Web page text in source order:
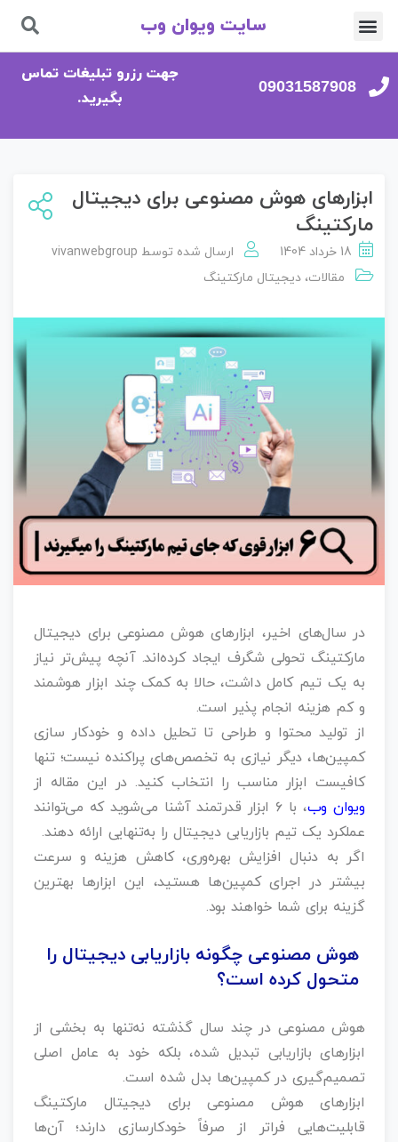
سایت ویوان وب
09031587908
جهت رزرو تبلیغات تماس
بگیرید.
ابزارهای هوش مصنوعی برای دیجیتال
مارکتینگ
18 خرداد 1404 ارسال شده توسط vivanwebgroup
مقالات، دیجیتال مارکتینگ
در سال‌های اخیر، ابزارهای هوش مصنوعی برای دیجیتال
مارکتینگ تحولی شگرف ایجاد کرده‌اند. آنچه پیش‌تر نیاز
به یک تیم کامل داشت، حالا به کمک چند ابزار هوشمند
و کم‌ هزینه انجام‌ پذیر است.
از تولید محتوا و طراحی تا تحلیل داده و خودکار سازی
کمپین‌ها، دیگر نیازی به تخصص‌های پراکنده نیست؛ تنها
کافیست ابزار مناسب را انتخاب کنید. در این مقاله از
ویوان وب
، با ۶ ابزار قدرتمند آشنا می‌شوید که می‌توانند
عملکرد یک تیم بازاریابی دیجیتال را به‌تنهایی ارائه دهند.
اگر به دنبال افزایش بهره‌وری، کاهش هزینه و سرعت
بیشتر در اجرای کمپین‌ها هستید، این ابزارها بهترین
گزینه برای شما خواهند بود.
هوش مصنوعی چگونه بازاریابی دیجیتال را
متحول کرده است؟
هوش مصنوعی در چند سال گذشته نه‌تنها به بخشی از
ابزارهای بازاریابی تبدیل شده، بلکه خود به عامل اصلی
تصمیم‌گیری در کمپین‌ها بدل شده است.
ابزارهای هوش مصنوعی برای دیجیتال مارکتینگ
قابلیت‌هایی فراتر از صرفاً خودکارسازی دارند؛ آن‌ها